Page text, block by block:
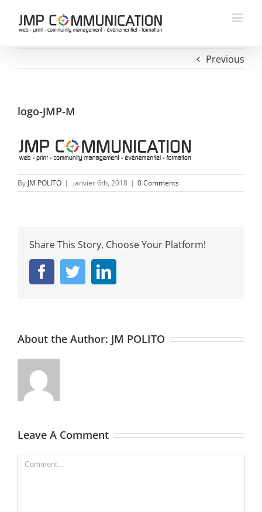
content
Previous
logo-JMP-M
By JM POLITO | janvier 6th, 2018 | 0 Comments
Share This Story, Choose Your Platform!
Facebook
TwitterLinkedin
About the Author: JM POLITO
Leave A Comment
Comment